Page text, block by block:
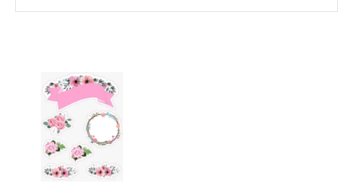
MENOR PREÇO
MAIOR PREÇO
A - Z